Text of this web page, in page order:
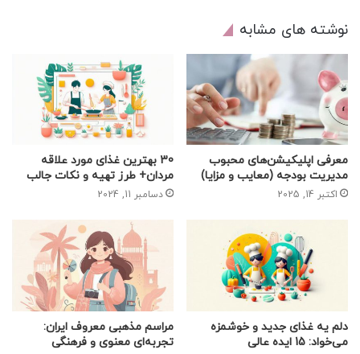
نوشته های مشابه
معرفی اپلیکیشن‌های محبوب
مدیریت بودجه (معایب و مزایا)
اکتبر 14, 2025
30 بهترین غذای مورد علاقه
مردان+ طرز تهیه و نکات جالب
دسامبر 11, 2024
دلم یه غذای جدید و خوشمزه
می‌خواد: 15 ایده عالی
مراسم مذهبی معروف ایران:
تجربه‌ای معنوی و فرهنگی